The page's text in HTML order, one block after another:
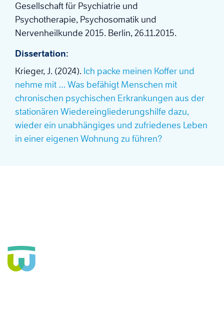
Gesellschaft für Psychiatrie und
Psychotherapie, Psychosomatik und
Nervenheilkunde 2015. Berlin, 26.11.2015.
Dissertation:
Krieger, J. (2024). Ich packe meinen Koffer und
nehme mit … Was befähigt Menschen mit
chronischen psychischen Erkrankungen aus der
stationären Wiedereingliederungshilfe dazu,
wieder ein unabhängiges und zufriedenes Leben
in einer eigenen Wohnung zu führen?